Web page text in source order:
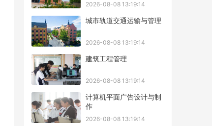
2026-08-08 13:19:14
城市轨道交通运输与管理
2026-08-08 13:19:14
建筑工程管理
2026-08-08 13:19:14
计算机平面广告设计与制
作
2026-08-08 13:19:14